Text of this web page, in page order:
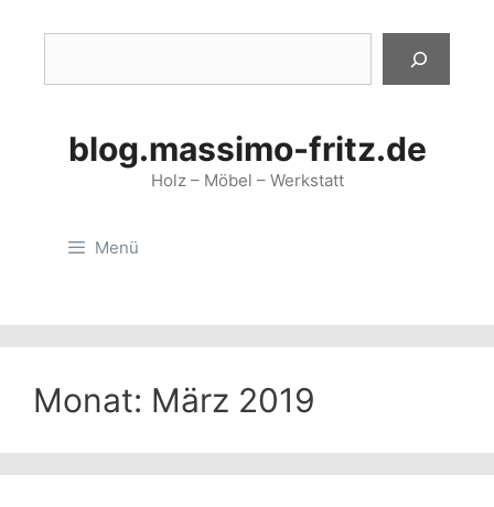
Inhalt
blog.massimo-fritz.de
Holz – Möbel – Werkstatt
Menü
Monat: März 2019